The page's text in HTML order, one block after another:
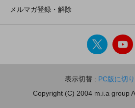
メルマガ登録・解除
表示切替 : PC版に切
Copyright (C) 2004 m.i.a group